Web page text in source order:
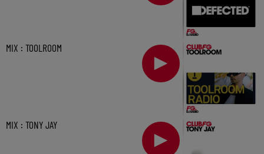
MIX : TOOLROOM
MIX : TONY JAY